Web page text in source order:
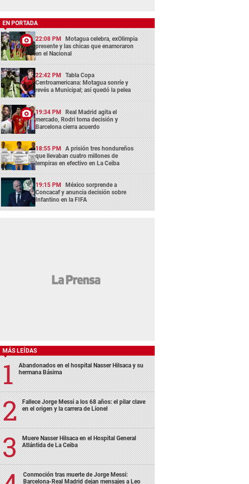
EN PORTADA
22:08 PM Motagua celebra, exOlimpia
presente y las chicas que enamoraron
en el Nacional
22:42 PM Tabla Copa
Centroamericana: Motagua sonríe y
revés a Municipal; así quedó la pelea
19:34 PM Real Madrid agita el
mercado, Rodri toma decisión y
Barcelona cierra acuerdo
18:55 PM A prisión tres hondureños
que llevaban cuatro millones de
lempiras en efectivo en La Ceiba
19:15 PM México sorprende a
Concacaf y anuncia decisión sobre
Infantino en la FIFA
MÁS LEÍDAS
Abandonados en el hospital Nasser Hilsaca y su
hermana Básima
Fallece Jorge Messi a los 68 años: el pilar clave
en el origen y la carrera de Lionel
Muere Nasser Hilsaca en el Hospital General
Atlántida de La Ceiba
Conmoción tras muerte de Jorge Messi:
Barcelona-Real Madrid dejan mensajes a Leo